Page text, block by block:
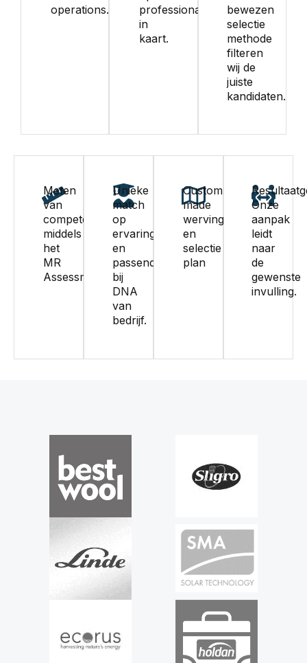
operations.
professionals
in
kaart.
bewezen
selectie
methode
filteren
wij de
juiste
kandidaten.
Meten
van
competenties
middels
het
MR
Assessment
Unieke
match
op
ervaring
en
passend
bij
DNA
van
bedrijf.
Custom-
made
werving
en
selectie
plan
Onze
aanpak
leidt
naar
de
gewenste
invulling.